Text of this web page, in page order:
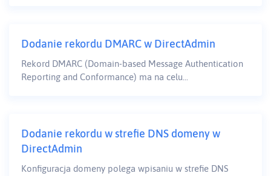
Dodanie rekordu DMARC w DirectAdmin
Rekord DMARC (Domain-based Message Authentication
Reporting and Conformance) ma na celu...
Dodanie rekordu w strefie DNS domeny w
DirectAdmin
Konfiguracja domeny polega wpisaniu w strefie DNS